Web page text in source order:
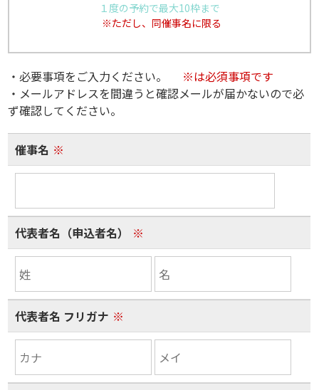
１度の予約で最大10枠まで
※ただし、同催事名に限る
・必要事項をご入力ください。
※は必須事項です
・メールアドレスを間違うと確認メールが届かないので必
ず確認してください。
催事名 ※
代表者名（申込者名） ※
代表者名 フリガナ ※